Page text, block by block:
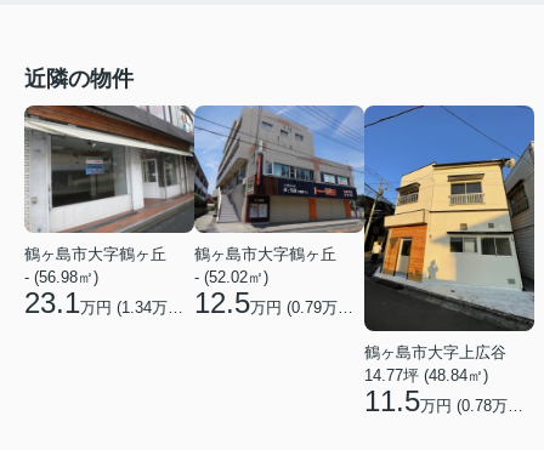
近隣の物件
鶴ヶ島市大字鶴ヶ丘
- (56.98㎡)
23.1万円 (1.34万円/坪)
鶴ヶ島市大字鶴ヶ丘
- (52.02㎡)
12.5万円 (0.79万円/坪)
鶴ヶ島市大字上広谷
14.77坪 (48.84㎡)
11.5万円 (0.78万円/坪)